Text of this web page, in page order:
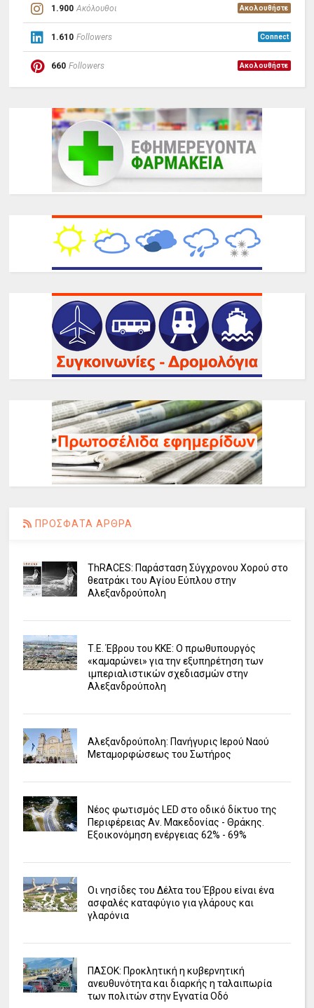
1.900 Ακόλουθοι Ακολουθήστε
1.610 Followers Connect
660 Followers Ακολουθήστε
ΠΡΟΣΦΑΤΑ ΑΡΘΡΑ
ΤhRACES: Παράσταση Σύγχρονου Χορού στο
θεατράκι του Αγίου Εύπλου στην
Αλεξανδρούπολη
Τ.Ε. Έβρου του ΚΚΕ: Ο πρωθυπουργός
«καμαρώνει» για την εξυπηρέτηση των
ιμπεριαλιστικών σχεδιασμών στην
Αλεξανδρούπολη
Αλεξανδρούπολη: Πανήγυρις Ιερού Ναού
Μεταμορφώσεως του Σωτήρος
Νέος φωτισμός LED στο οδικό δίκτυο της
Περιφέρειας Αν. Μακεδονίας - Θράκης.
Εξοικονόμηση ενέργειας 62% - 69%
Οι νησίδες του Δέλτα του Έβρου είναι ένα
ασφαλές καταφύγιο για γλάρους και
γλαρόνια
ΠΑΣΟΚ: Προκλητική η κυβερνητική
ανευθυνότητα και διαρκής η ταλαιπωρία
των πολιτών στην Εγνατία Οδό